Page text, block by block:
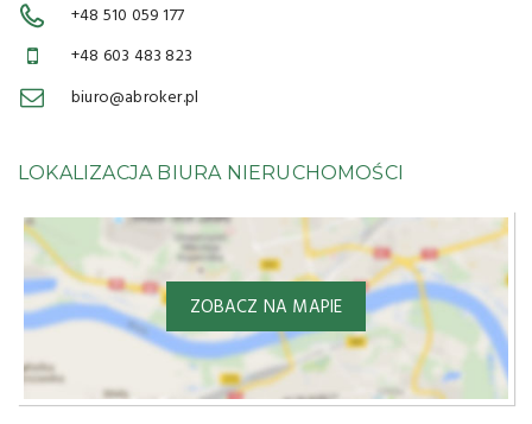
+48 510 059 177
+48 603 483 823
biuro@abroker.pl
LOKALIZACJA BIURA NIERUCHOMOŚCI
ZOBACZ NA MAPIE